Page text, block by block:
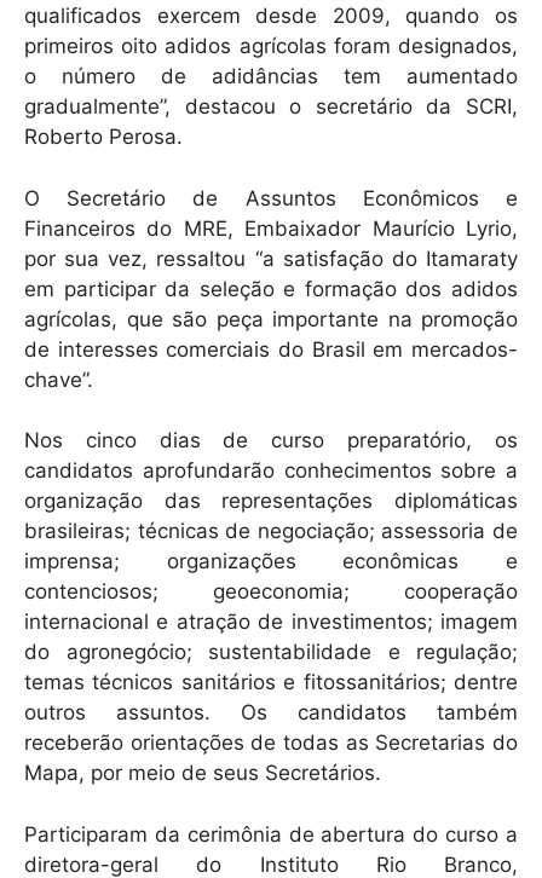
qualificados exercem desde 2009, quando os
primeiros oito adidos agrícolas foram designados,
o número de adidâncias tem aumentado
gradualmente”, destacou o secretário da SCRI,
Roberto Perosa.
O Secretário de Assuntos Econômicos e
Financeiros do MRE, Embaixador Maurício Lyrio,
por sua vez, ressaltou “a satisfação do Itamaraty
em participar da seleção e formação dos adidos
agrícolas, que são peça importante na promoção
de interesses comerciais do Brasil em mercados-
chave”.
Nos cinco dias de curso preparatório, os
candidatos aprofundarão conhecimentos sobre a
organização das representações diplomáticas
brasileiras; técnicas de negociação; assessoria de
imprensa; organizações econômicas e
contenciosos; geoeconomia; cooperação
internacional e atração de investimentos; imagem
do agronegócio; sustentabilidade e regulação;
temas técnicos sanitários e fitossanitários; dentre
outros assuntos. Os candidatos também
receberão orientações de todas as Secretarias do
Mapa, por meio de seus Secretários.
Participaram da cerimônia de abertura do curso a
diretora-geral do Instituto Rio Branco,